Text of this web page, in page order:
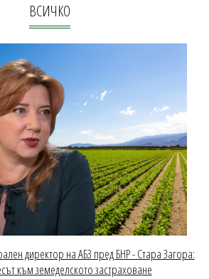
ВСИЧКО
директор на АБЗ пред БНР - Стара Загора:
към земеделското застраховане